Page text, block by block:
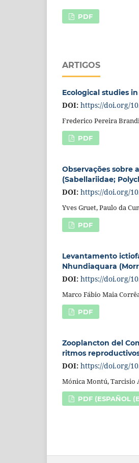
PDF
ARTIGOS
Ecological studies
DOI: https://doi.org/
Frederico Pereira
PDF
Observações sobre
(Sabellariidae;
DOI: https://doi.org/
Yves Gruet, Paulo da
PDF
Levantamento
Nhundiaquara
DOI: https://doi.org/
Marco Fábio Maia
PDF
Zooplancton del
ritmos
DOI: https://doi.org/
Mónica Montú, Tarcisio
PDF (ESPAÑOL